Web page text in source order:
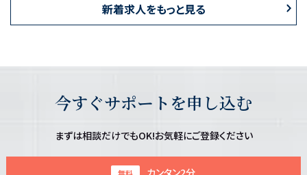
新着求人をもっと見る
今すぐサポートを申し込む
まずは相談だけでもOK!お気軽にご登録ください